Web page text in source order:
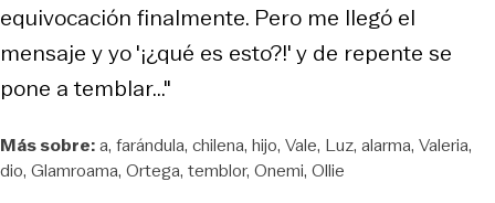
equivocación finalmente. Pero me llegó el
mensaje y yo '¡¿qué es esto?!' y de repente se
pone a temblar..."
Más sobre:a farándula chilena hijo Vale Luz alarma Valeria
dio Glamroama Ortega temblor Onemi Ollie